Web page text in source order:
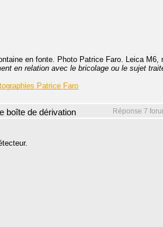
en fonte. Photo Patrice Faro. Leica M6,
en relation avec le bricolage ou le sujet
Patrice Faro
Réponse 7
boîte de dérivation